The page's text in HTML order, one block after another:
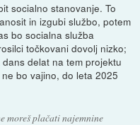
socialno stanovanje. To
in izgubi službo, potem
bo socialna služba
točkovani dovolj nizko;
delat na tem projektu
bo vajino, do leta 2025
moreš plačati najemnine